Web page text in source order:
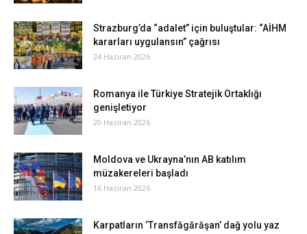
Strazburg’da “adalet” için buluştular: “AİHM
kararları uygulansın” çağrısı
24 Haziran 2026
Romanya ile Türkiye Stratejik Ortaklığı
genişletiyor
20 Haziran 2026
Moldova ve Ukrayna’nın AB katılım
müzakereleri başladı
16 Haziran 2026
Karpatların ‘Transfăgărăşan’ dağ yolu yaz